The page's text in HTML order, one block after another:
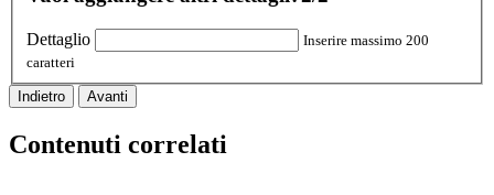
Dettaglio
Inserire massimo 200
caratteri
Indietro Avanti
Contenuti correlati